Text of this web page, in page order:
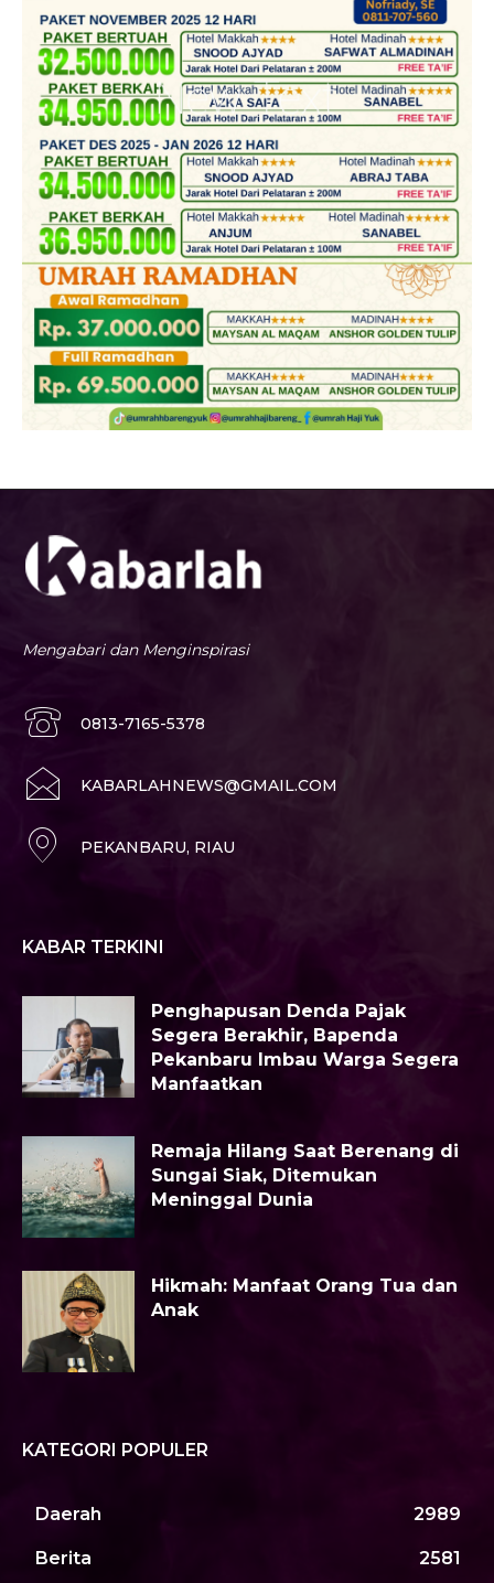
Mengabari dan Menginspirasi
0813-7165-5378
KABARLAHNEWS@GMAIL.COM
PEKANBARU, RIAU
KABAR TERKINI
Penghapusan Denda Pajak
Segera Berakhir, Bapenda
Pekanbaru Imbau Warga Segera
Manfaatkan
Remaja Hilang Saat Berenang di
Sungai Siak, Ditemukan
Meninggal Dunia
Hikmah: Manfaat Orang Tua dan
Anak
KATEGORI POPULER
Daerah 2989
Berita 2581